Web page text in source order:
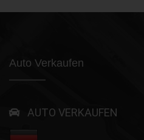
Auto Verkaufen
AUTO VERKAUFEN